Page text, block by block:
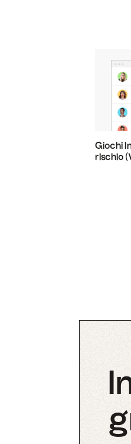
Giochi
rischio